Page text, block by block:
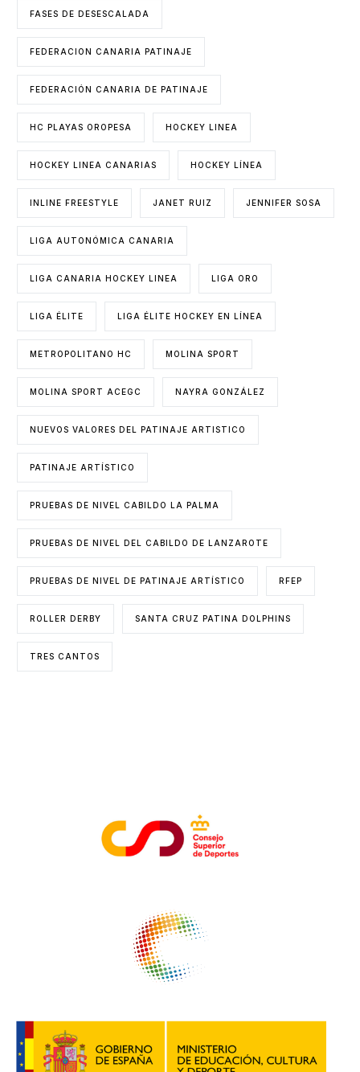
FASES DE DESESCALADA
FEDERACION CANARIA PATINAJE
FEDERACIÓN CANARIA DE PATINAJE
HC PLAYAS OROPESA HOCKEY LINEA
HOCKEY LINEA CANARIAS HOCKEY LÍNEA
INLINE FREESTYLE JANET RUIZ JENNIFER SOSA
LIGA AUTONÓMICA CANARIA
LIGA CANARIA HOCKEY LINEA LIGA ORO
LIGA ÉLITE LIGA ÉLITE HOCKEY EN LÍNEA
METROPOLITANO HC MOLINA SPORT
MOLINA SPORT ACEGC NAYRA GONZÁLEZ
NUEVOS VALORES DEL PATINAJE ARTISTICO
PATINAJE ARTÍSTICO
PRUEBAS DE NIVEL CABILDO LA PALMA
PRUEBAS DE NIVEL DEL CABILDO DE LANZAROTE
PRUEBAS DE NIVEL DE PATINAJE ARTÍSTICO RFEP
ROLLER DERBY SANTA CRUZ PATINA DOLPHINS
TRES CANTOS